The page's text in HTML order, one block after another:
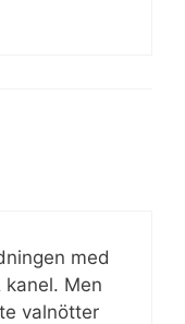
med
kanel. Men
valnötter